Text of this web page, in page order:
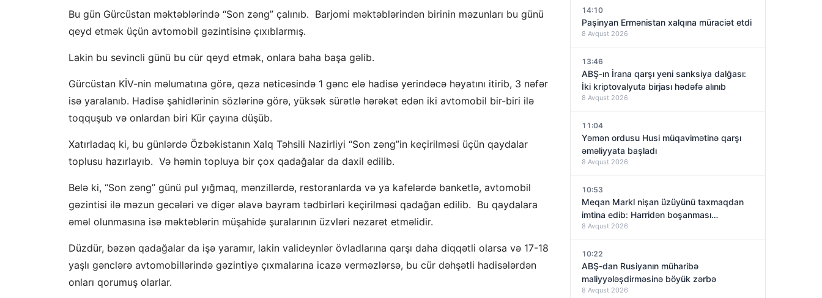
Bu gün Gürcüstan məktəblərində “Son zəng” çalınıb. Barjomi məktəblərindən birinin məzunları bu günü
qeyd etmək üçün avtomobil gəzintisinə çıxıblarmış.
Lakin bu sevincli günü bu cür qeyd etmək, onlara baha başa gəlib.
Gürcüstan KİV-nin məlumatına görə, qəza nəticəsində 1 gənc elə hadisə yerindəcə həyatını itirib, 3 nəfər
isə yaralanıb. Hadisə şahidlərinin sözlərinə görə, yüksək sürətlə hərəkət edən iki avtomobil bir-biri ilə
toqquşub və onlardan biri Kür çayına düşüb.
Xatırladaq ki, bu günlərdə Özbəkistanın Xalq Təhsili Nazirliyi “Son zəng”in keçirilməsi üçün qaydalar
toplusu hazırlayıb. Və həmin topluya bir çox qadağalar da daxil edilib.
Belə ki, “Son zəng” günü pul yığmaq, mənzillərdə, restoranlarda və ya kafelərdə banketlə, avtomobil
gəzintisi ilə məzun gecələri və digər əlavə bayram tədbirləri keçirilməsi qadağan edilib. Bu qaydalara
əməl olunmasına isə məktəblərin müşahidə şuralarının üzvləri nəzarət etməlidir.
Düzdür, bəzən qadağalar da işə yaramır, lakin valideynlər övladlarına qarşı daha diqqətli olarsa və 17-18
yaşlı gənclərə avtomobillərində gəzintiyə çıxmalarına icazə verməzlərsə, bu cür dəhşətli hadisələrdən
onları qorumuş olarlar.
14:10
Paşinyan Ermənistan xalqına müraciət etdi
8 Avqust 2026
13:46
ABŞ-ın İrana qarşı yeni sanksiya dalğası:
İki kriptovalyuta birjası hədəfə alınıb
8 Avqust 2026
11:04
Yəmən ordusu Husi müqavimətinə qarşı
əməliyyata başladı
8 Avqust 2026
10:53
Meqan Markl nişan üzüyünü taxmaqdan
imtina edib: Harridən boşanması
yaxınlaşırmı?
8 Avqust 2026
10:22
ABŞ-dan Rusiyanın müharibə
maliyyələşdirməsinə böyük zərbə
8 Avqust 2026